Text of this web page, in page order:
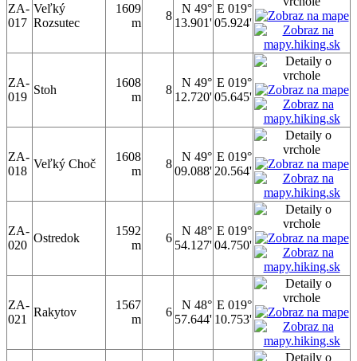
ZA-
017
Veľký
Rozsutec
1609
m
8
N 49°
13.901'
E 019°
05.924'
ZA-
019
Stoh
1608
m
8
N 49°
12.720'
E 019°
05.645'
ZA-
018
Veľký Choč
1608
m
8
N 49°
09.088'
E 019°
20.564'
ZA-
020
Ostredok
1592
m
6
N 48°
54.127'
E 019°
04.750'
ZA-
021
Rakytov
1567
m
6
N 48°
57.644'
E 019°
10.753'